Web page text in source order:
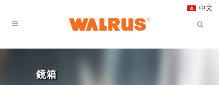
中文
鏡箱